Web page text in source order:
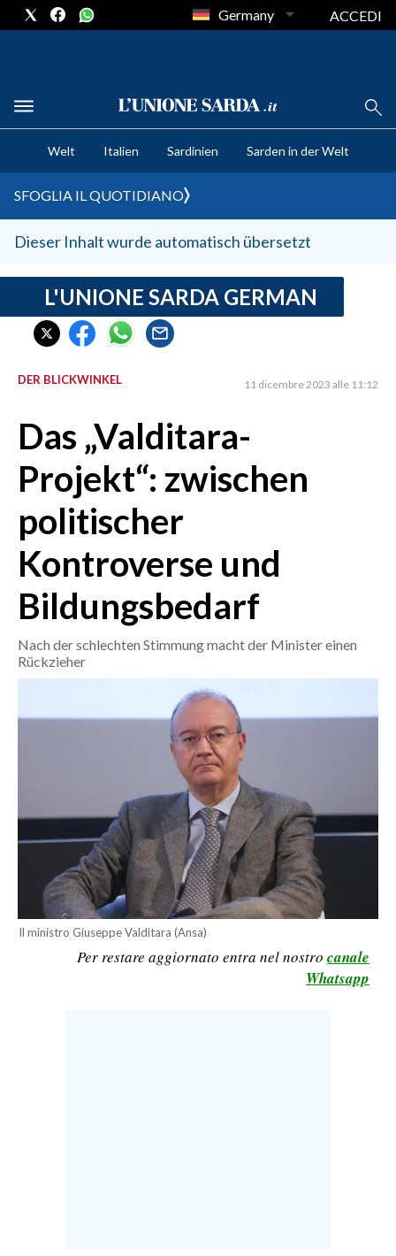
CRONACA SARDEGNA
CAGLIARI
SULCIS IGLESIENTE
MEDIO CAMPIDANO
SASSARI E PROVINCIA
GALLURA
NUORO E PROVINCIA
CRONACA
ITALIA
MONDO
POLITICA
ECONOMIA
SERVIZI ALLE IMPRESE
LAVORO
SPORT IN SARDEGNA
CALCIO REGIONALE
VOLLEY
MOTORI
Germany ACCEDI
Welt Italien Sardinien Sarden in der Welt
SFOGLIA IL QUOTIDIANO
Dieser Inhalt wurde automatisch übersetzt
L'UNIONE SARDA GERMAN
DER BLICKWINKEL 11 dicembre 2023 alle 11:12
Das „Valditara-
Projekt“: zwischen
politischer
Kontroverse und
Bildungsbedarf
Nach der schlechten Stimmung macht der Minister einen
Rückzieher
Il ministro Giuseppe Valditara (Ansa)
Per restare aggiornato entra nel nostro canale
Whatsapp